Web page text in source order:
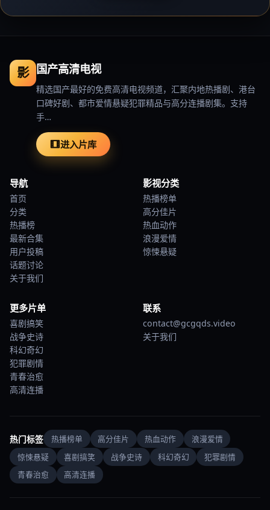
影 国产高清电视
精选国产最好的免费高清电视频道，汇聚内地热播剧、港台
口碑好剧、都市爱情悬疑犯罪精品与高分连播剧集。支持
手…
进入片库
导航
首页
分类
热播榜
最新合集
用户投稿
话题讨论
关于我们
影视分类
热播榜单
高分佳片
热血动作
浪漫爱情
惊悚悬疑
更多片单
喜剧搞笑
战争史诗
科幻奇幻
犯罪剧情
青春治愈
高清连播
联系
contact@gcgqds.video
关于我们
热门标签 热播榜单 高分佳片 热血动作
浪漫爱情
惊悚悬疑
喜剧搞笑 战争史诗 科幻奇幻
犯罪剧情
青春治愈
高清连播